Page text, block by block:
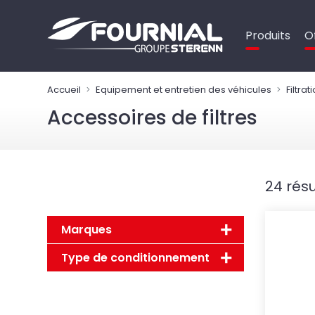
Produits
Accueil Equipement et entretien des véhicules
Accessoires de filtres
Marques
Type de conditionnement
24